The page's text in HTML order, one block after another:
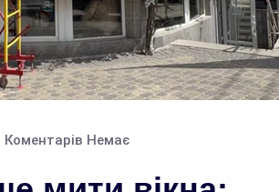
Коментарів Немає